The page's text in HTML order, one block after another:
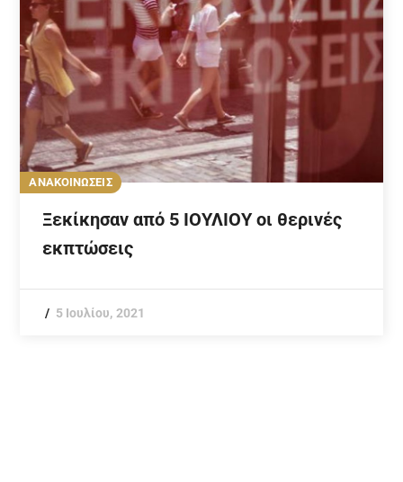
ΑΝΑΚΟΙΝΩΣΕΙΣ
Ξεκίκησαν από 5 ΙΟΥΛΙΟΥ οι θερινές
εκπτώσεις
5 Ιουλίου, 2021